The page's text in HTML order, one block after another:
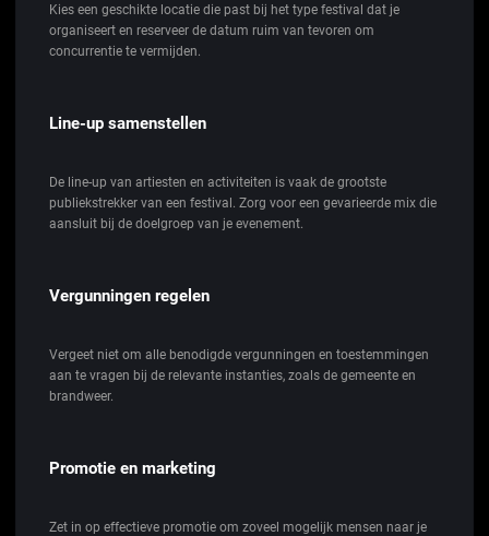
Kies een geschikte locatie die past bij het type festival dat je
organiseert en reserveer de datum ruim van tevoren om
concurrentie te vermijden.
Line-up samenstellen
De line-up van artiesten en activiteiten is vaak de grootste
publiekstrekker van een festival. Zorg voor een gevarieerde mix die
aansluit bij de doelgroep van je evenement.
Vergunningen regelen
Vergeet niet om alle benodigde vergunningen en toestemmingen
aan te vragen bij de relevante instanties, zoals de gemeente en
brandweer.
Promotie en marketing
Zet in op effectieve promotie om zoveel mogelijk mensen naar je